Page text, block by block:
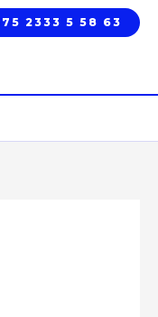
2333 5 58 63